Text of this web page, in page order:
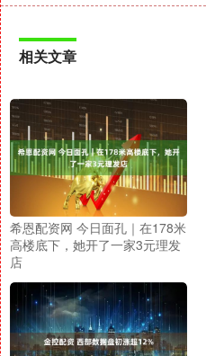
相关文章
希恩配资网 今日面孔｜在178米
高楼底下，她开了一家3元理发
店